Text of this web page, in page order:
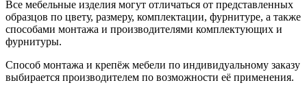
Все мебельные изделия могут отличаться от представленных
образцов по цвету, размеру, комплектации, фурнитуре, а также
способами монтажа и производителями комплектующих и
фурнитуры.
Способ монтажа и крепёж мебели по индивидуальному заказу
выбирается производителем по возможности её применения.